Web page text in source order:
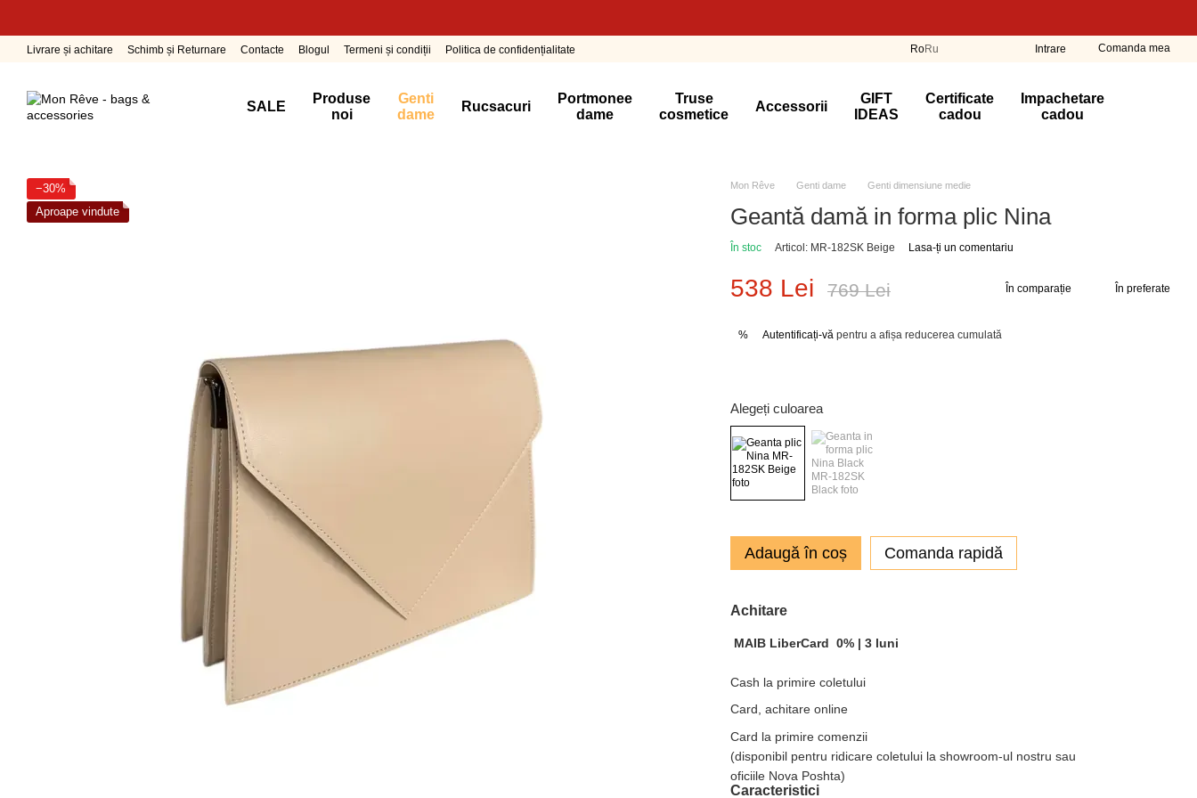
Livrare și achitare Schimb și Returnare Contacte Blogul Termeni și condiții Politica de confidențialitate RoRu Intrare Comanda mea
SALE
Produse
noi
Genti
dame
Rucsacuri
Portmonee
dame
Truse
cosmetice
Accessorii
GIFT
IDEAS
Certificate
cadou
Impachetare
cadou
−30%
Aproape vindute
Mon Rêve Genti dame Genti dimensiune medie
Geantă damă in forma plic Nina
În stoc Articol: MR-182SK Beige Lasa-ți un comentariu
538 Lei 769 Lei În comparație În preferate
% Autentificați-văpentru a afișa reducerea cumulată
Alegeți culoarea
Adaugă în coș Comanda rapidă
Achitare
MAIB LiberCard 0% |3 luni
Cash la primire coletului
Card, achitare online
Card la primire comenzii
(disponibil pentru ridicare coletului la showroom-ul nostru sau
oficiile Nova Poshta)
Caracteristici